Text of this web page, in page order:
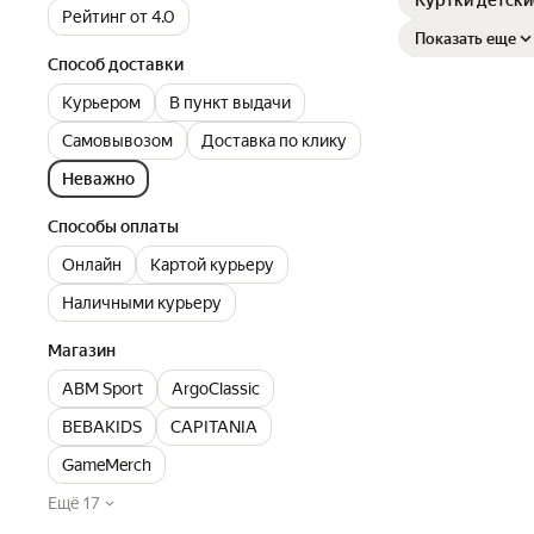
Рейтинг от 4.0
Способ доставки
Курьером
В пункт выдачи
Самовывозом
Доставка по клику
Неважно
Способы оплаты
Онлайн
Картой курьеру
Наличными курьеру
Магазин
ABM Sport
ArgoClassic
BEBAKIDS
CAPITANIA
GameMerch
Ещё 17
Показать еще